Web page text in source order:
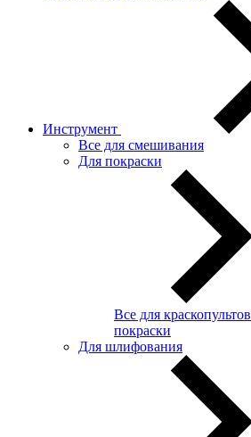
Инструмент
Все для смешивания
Для покраски
Все для краскопультов
покраски
Для шлифования